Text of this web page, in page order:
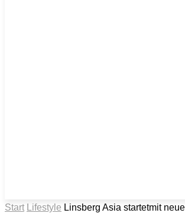
Start Lifestyle Linsberg Asia startetmit